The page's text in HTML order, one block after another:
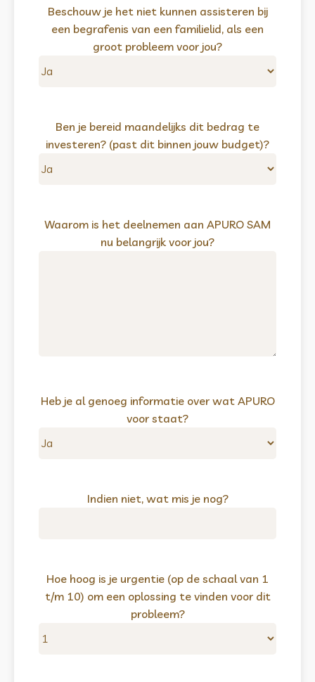
Beschouw je het niet kunnen assisteren bij
een begrafenis van een familielid, als een
groot probleem voor jou?
Ben je bereid maandelijks dit bedrag te
investeren? (past dit binnen jouw budget)?
Waarom is het deelnemen aan APURO SAM
nu belangrijk voor jou?
Heb je al genoeg informatie over wat APURO
voor staat?
Indien niet, wat mis je nog?
Hoe hoog is je urgentie (op de schaal van 1
t/m 10) om een oplossing te vinden voor dit
probleem?